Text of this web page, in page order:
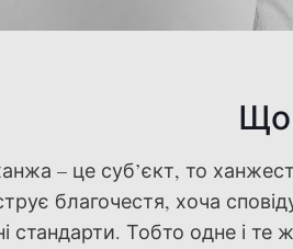
Що
– це суб’єкт, то
благочестя, хоча
стандарти. Тобто одне і